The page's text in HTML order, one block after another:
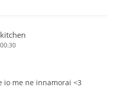
io me ne innamorai <3